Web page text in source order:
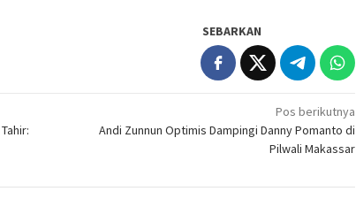
SEBARKAN
Pos berikutnya
Andi Zunnun Optimis Dampingi Danny Pomanto di
Pilwali Makassar